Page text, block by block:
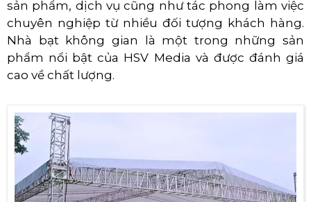
sản phẩm, dịch vụ cũng như tác phong làm việc
chuyên nghiệp từ nhiều đối tượng khách hàng.
Nhà bạt không gian là một trong những sản
phẩm nổi bật của HSV Media và được đánh giá
cao về chất lượng.